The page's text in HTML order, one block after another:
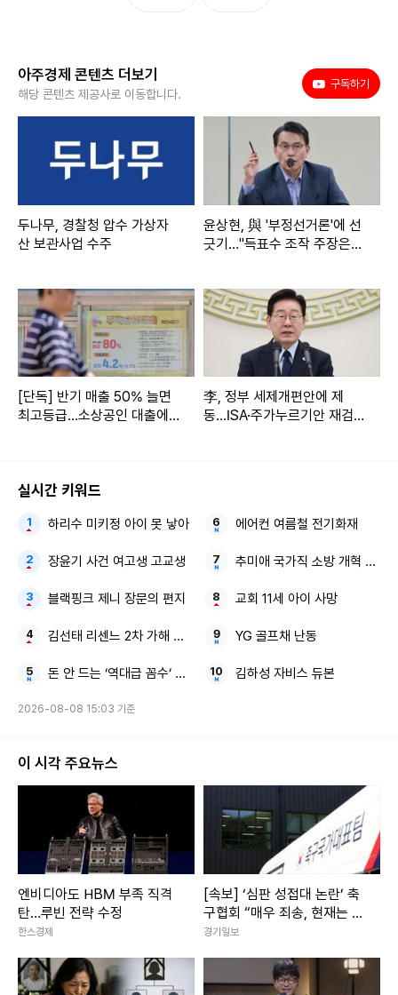
아주경제 콘텐츠 더보기
해당 콘텐츠 제공사로 이동합니다.
구독하기
두나무, 경찰청 압수 가상자
산 보관사업 수주
윤상현, 與 '부정선거론'에 선
긋기…"득표수 조작 주장은
[단독] 반기 매출 50% 늘면
최고등급…소상공인 대출에
李, 정부 세제개편안에 제
동…ISA·주가누르기안 재검토
실시간 키워드
하리수 미키정 아이 못 낳아
장윤기 사건 여고생 고교생
블랙핑크 제니 장문의 편지
김선태 리센느 2차 가해 논란 8초짜리 근황 영상
돈 안 드는 ‘역대급 꼼수’ 비닐 1장 화장실 바닥
에어컨 여름철 전기화재
추미애 국가직 소방 개혁 시급
교회 11세 아이 사망
YG 골프채 난동
김하성 자비스 듀본
2026-08-08 15:03 기준
이 시각 주요뉴스
엔비디아도 HBM 부족 직격
탄…루빈 전략 수정
한스경제
[속보] ‘심판 성접대 논란’ 축
구협회 “매우 죄송, 현재는 그
런 행위 절대 없어”
경기일보